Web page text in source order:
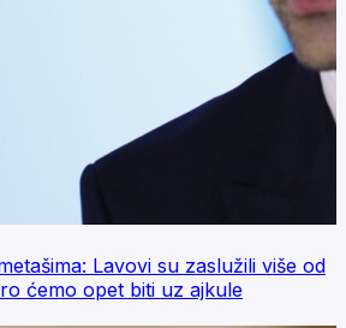
Lavovi su zaslužili više od
ćemo opet biti uz ajkule